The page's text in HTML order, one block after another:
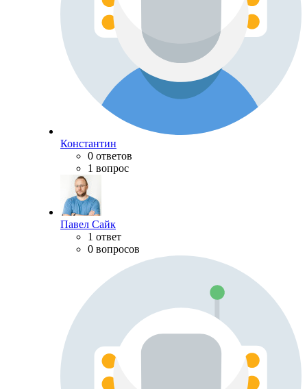
Константин
0 ответов
1 вопрос
Павел Сайк
1 ответ
0 вопросов